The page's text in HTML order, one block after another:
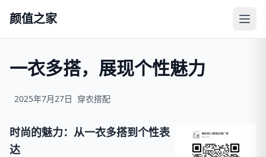
颜值之家
一衣多搭，展现个性魅力
2025年7月27日 穿衣搭配
时尚的魅力：从一衣多搭到个性表
达